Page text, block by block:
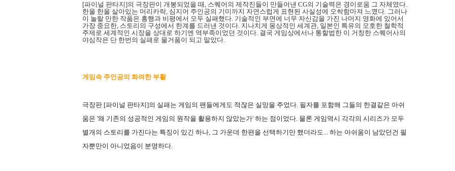
[파이널 판타지]의 극장판이 개봉되었을 때, 스퀘어의 제작진들이 만들어낸 CG의 기술력은 경이로움 그 자체였다.
한올 한올 살아있는 머리카락, 심지어 주인공의 기미까지 자연스럽게 표현된 사실성에 오싹함마져 느꼈다. 그러나
이 놀랄 만한 작품은 흥행과 비평에서 모두 실패했다. 기술적인 부면에 너무 자신감을 가진 나머지 영화에 있어서
가장 중요한, 스토리의 구성에서 한계를 드러낸 것이다. 지나치게 몽상적인 세계관, 일본인 특유의 모호한 철학적
주제로 세계적인 시장을 상대로 하기엔 역부족이었던 것이다. 결국 게임상에서나 통할법한 이 거창한 스퀘어사의
야심작은 단 한번의 실패로 물거품이 되고 말았다.
게임속 주인공의 화려한 부활
극장판 [파이널 판타지]의 실패는 게임의 팬들에게도 적잖은 실망을 주었다. 필자를 포함해 그들의 한결같은 아쉬
움은 '왜 기존의 성공적인 게임의 원작을 활용하지 않았는가' 하는 점이었다. 물론 게임역시 각각의 시리즈가 모두
별개의 스토리를 가진다는 특징이 있긴 하나, 그 가운데 한편을 선택하기만 했더라도... 하는 아쉬움이 남았던건 필
자뿐만이 아니었음이 분명하다.